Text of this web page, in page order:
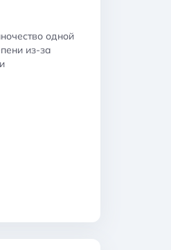
одной
из-за